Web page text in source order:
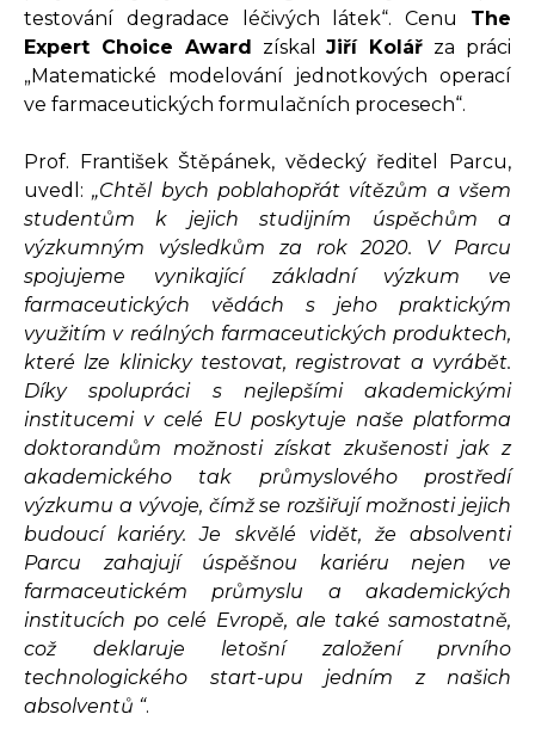
testování degradace léčivých látek“. Cenu The
Expert Choice Award získalJiří Kolář za práci
„Matematické modelování jednotkových operací
ve farmaceutických formulačních procesech“.
Prof. František Štěpánek, vědecký ředitel Parcu,
uvedl:„Chtěl bych poblahopřát vítězům a všem
studentům k jejich studijním úspěchům a
výzkumným výsledkům za rok 2020. V Parcu
spojujeme vynikající základní výzkum ve
farmaceutických vědách s jeho praktickým
využitím v reálných farmaceutických produktech,
které lze klinicky testovat, registrovat a vyrábět.
Díky spolupráci s nejlepšími akademickými
institucemi v celé EU poskytuje naše platforma
doktorandům možnosti získat zkušenosti jak z
akademického tak průmyslového prostředí
výzkumu a vývoje, čímž se rozšiřují možnosti jejich
budoucí kariéry. Je skvělé vidět, že absolventi
Parcu zahajují úspěšnou kariéru nejen ve
farmaceutickém průmyslu a akademických
institucích po celé Evropě, ale také samostatně,
což deklaruje letošní založení prvního
technologického start-upu jedním z našich
absolventů “.